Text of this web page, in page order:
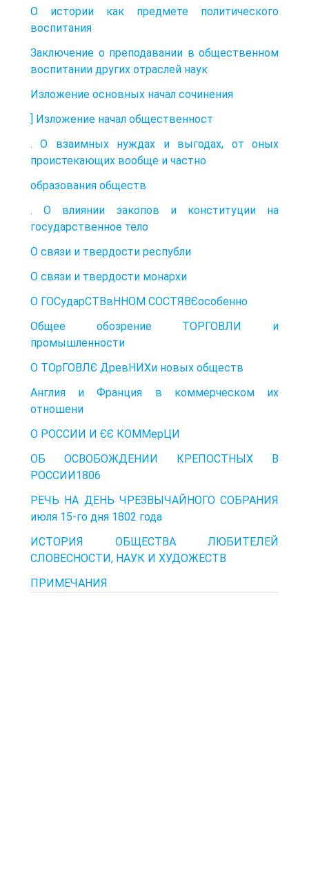
О истории как предмете политического
воспитания
Заключение о преподавании в общественном
воспитании других отраслей наук
Изложение основных начал сочинения
] Изложение начал общественност
. О взаимных нуждах и выгодах, от оных
проистекающих вообще и частно
образования обществ
. О влиянии закопов и конституции на
государственное тело
О связи и твердости республи
О связи и твердости монархи
О ГОСударСТВвННОМ СОСТЯВЄособенно
Общее обозрение ТОРГОВЛИ и
промышленности
О ТОрГОВЛЄ ДревНИХи новых обществ
Англия и Франция в коммерческом их
отношени
О РОССИИ И ЄЄ КОММерЦИ
ОБ ОСВОБОЖДЕНИИ КРЕПОСТНЫХ В
РОССИИ1806
РЕЧЬ НА ДЕНЬ ЧРЕЗВЫЧАЙНОГО СОБРАНИЯ
июля 15-го дня 1802 года
ИСТОРИЯ ОБЩЕСТВА ЛЮБИТЕЛЕЙ
СЛОВЕСНОСТИ, НАУК И ХУДОЖЕСТВ
ПРИМЕЧАНИЯ